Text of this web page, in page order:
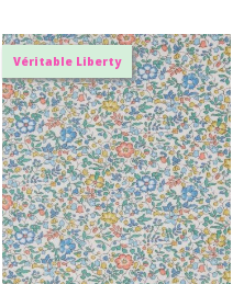
Véritable Liberty